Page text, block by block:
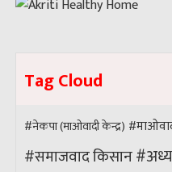
Tag Cloud
#नेकपा (माओवादी केन्द्र)
#समाजवादकिसान